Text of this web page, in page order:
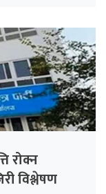
रोक्न
विश्लेषण